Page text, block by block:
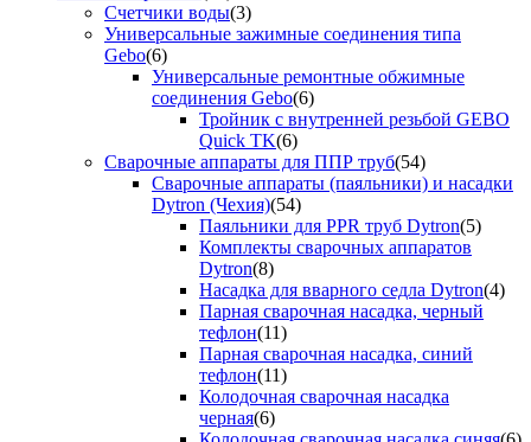
Счетчики воды(3)
Универсальные зажимные соединения типа
Gebo(6)
Универсальные ремонтные обжимные
соединения Gebo(6)
Тройник с внутренней резьбой GEBO
Quick TK(6)
Сварочные аппараты для ППР труб(54)
Сварочные аппараты (паяльники) и насадки
Dytron (Чехия)(54)
Паяльники для PPR труб Dytron(5)
Комплекты сварочных аппаратов
Dytron(8)
Насадка для вварного седла Dytron(4)
Парная сварочная насадка, черный
тефлон(11)
Парная сварочная насадка, синий
тефлон(11)
Колодочная сварочная насадка
черная(6)